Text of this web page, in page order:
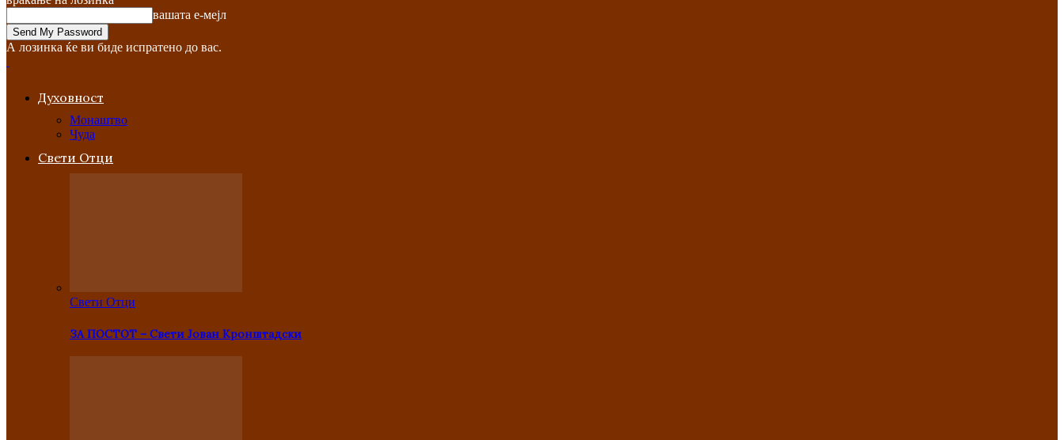
вашата е-мејл
А лозинка ќе ви биде испратено до вас.
Духовност
Монаштво
Чуда
Свети Отци
Свети Отци
ЗА ПОСТОТ – Свети Јован Кронштадски